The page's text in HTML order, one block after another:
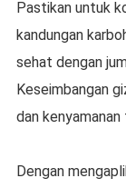
Pastikan untuk
kandungan
sehat dengan
Keseimbangan
dan
Dengan